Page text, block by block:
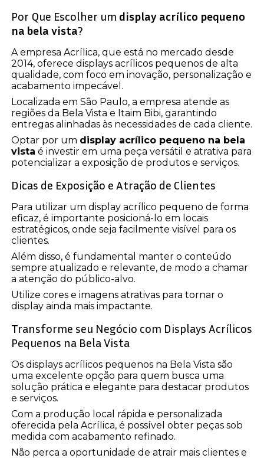
Por Que Escolher um display acrílico pequeno
na bela vista?
A empresa Acrílica, que está no mercado desde
2014, oferece displays acrílicos pequenos de alta
qualidade, com foco em inovação, personalização e
acabamento impecável.
Localizada em São Paulo, a empresa atende as
regiões da Bela Vista e Itaim Bibi, garantindo
entregas alinhadas às necessidades de cada cliente.
Optar por um display acrílico pequeno na bela
vista é investir em uma peça versátil e atrativa para
potencializar a exposição de produtos e serviços.
Dicas de Exposição e Atração de Clientes
Para utilizar um display acrílico pequeno de forma
eficaz, é importante posicioná-lo em locais
estratégicos, onde seja facilmente visível para os
clientes.
Além disso, é fundamental manter o conteúdo
sempre atualizado e relevante, de modo a chamar
a atenção do público-alvo.
Utilize cores e imagens atrativas para tornar o
display ainda mais impactante.
Transforme seu Negócio com Displays Acrílicos
Pequenos na Bela Vista
Os displays acrílicos pequenos na Bela Vista são
uma excelente opção para quem busca uma
solução prática e elegante para destacar produtos
e serviços.
Com a produção local rápida e personalizada
oferecida pela Acrílica, é possível obter peças sob
medida com acabamento refinado.
Não perca a oportunidade de atrair mais clientes e